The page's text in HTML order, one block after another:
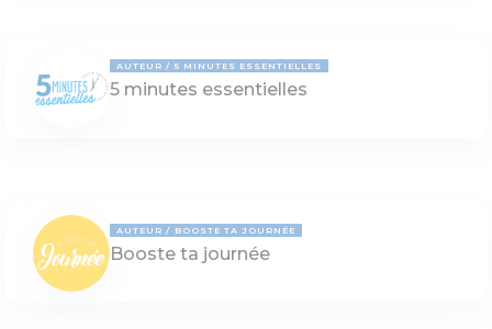
AUTEUR 5 MINUTES ESSENTIELLES
5 minutes essentielles
AUTEUR BOOSTE TA JOURNÉE
Booste ta journée